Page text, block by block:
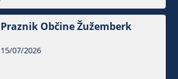
Praznik Občine Žužemberk
15/07/2026